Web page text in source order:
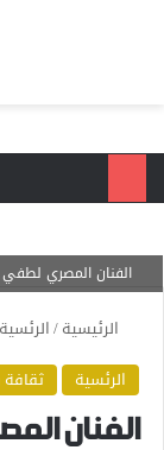
الفنان المصري
الرئيسية/الرئسية
الرئسية
الفنان